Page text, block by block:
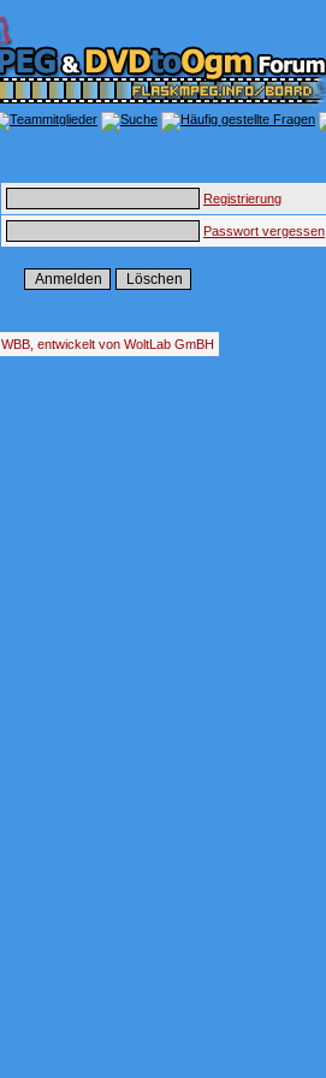
Registrierung
Passwort vergessen
WBB, entwickelt von WoltLab GmBH